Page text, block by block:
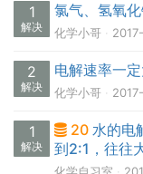
1
解决
氯气、氢氧
化学小哥
2
解决
电解速率一
化学小哥
1
解决
20 水的电
到2:1，往往